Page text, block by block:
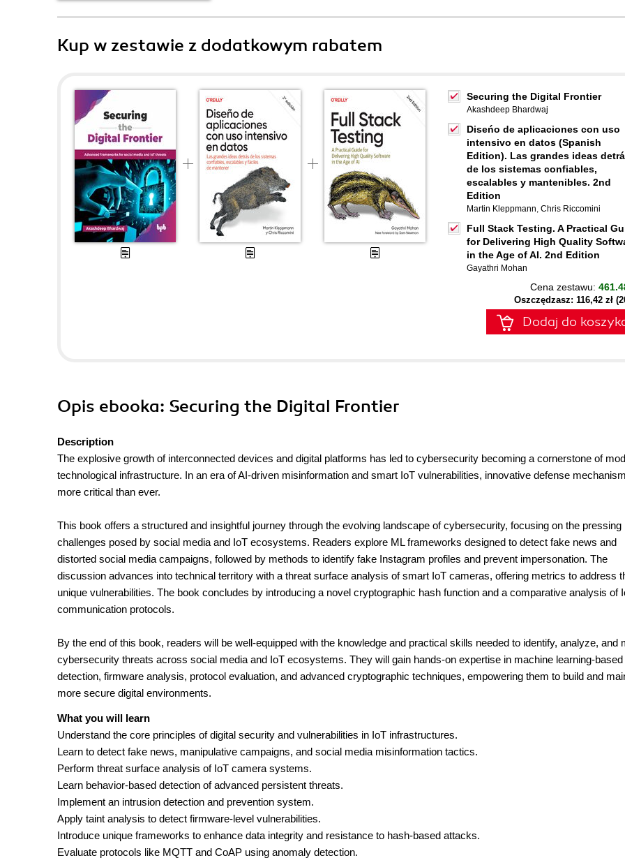
Kup w zestawie z dodatkowym rabatem
Securing the Digital Frontier
Akashdeep Bhardwaj
Diseńo de aplicaciones con uso
intensivo en datos (Spanish
Edition). Las grandes ideas
de los sistemas confiables,
escalables y mantenibles. 2nd
Edition
Martin Kleppmann, Chris Riccomini
Full Stack Testing. A Practical
for Delivering High Quality
in the Age of AI. 2nd Edition
Gayathri Mohan
Cena zestawu:
Oszczędzasz: 116,42 zł
Dodaj do
Opis ebooka: Securing the Digital Frontier
Description
The explosive growth of interconnected devices and digital platforms has led to cybersecurity becoming a cornerstone of
technological infrastructure. In an era of AI-driven misinformation and smart IoT vulnerabilities, innovative defense
more critical than ever.
This book offers a structured and insightful journey through the evolving landscape of cybersecurity, focusing on the pressing
challenges posed by social media and IoT ecosystems. Readers explore ML frameworks designed to detect fake news and
distorted social media campaigns, followed by methods to identify fake Instagram profiles and prevent impersonation. The
discussion advances into technical territory with a threat surface analysis of smart IoT cameras, offering metrics to address
unique vulnerabilities. The book concludes by introducing a novel cryptographic hash function and a comparative analysis of
communication protocols.
By the end of this book, readers will be well-equipped with the knowledge and practical skills needed to identify, analyze, and
cybersecurity threats across social media and IoT ecosystems. They will gain hands-on expertise in machine learning-based
detection, firmware analysis, protocol evaluation, and advanced cryptographic techniques, empowering them to build and
more secure digital environments.
What you will learn
Understand the core principles of digital security and vulnerabilities in IoT infrastructures.
Learn to detect fake news, manipulative campaigns, and social media misinformation tactics.
Perform threat surface analysis of IoT camera systems.
Learn behavior-based detection of advanced persistent threats.
Implement an intrusion detection and prevention system.
Apply taint analysis to detect firmware-level vulnerabilities.
Introduce unique frameworks to enhance data integrity and resistance to hash-based attacks.
Evaluate protocols like MQTT and CoAP using anomaly detection.